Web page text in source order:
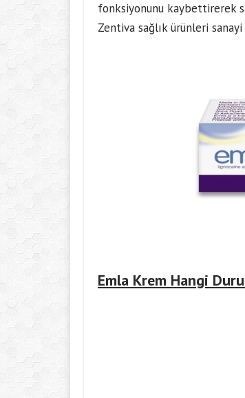
fonksiyonunu kaybettirerek
Zentiva sağlık ürünleri
Emla Krem Hangi